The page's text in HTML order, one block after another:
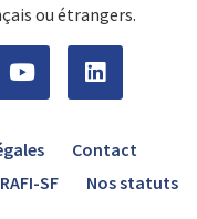
ou étrangers.
Contact
RAFI-SF Nos statuts